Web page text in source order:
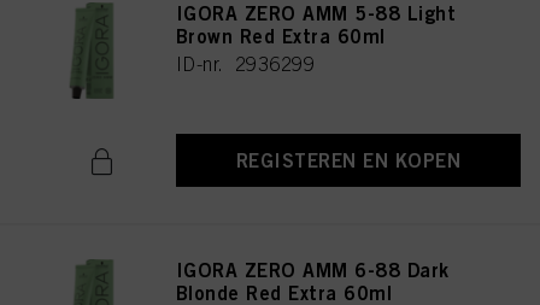
IGORA ZERO AMM 5-88 Light
Brown Red Extra 60ml
ID-nr. 2936299
REGISTEREN EN KOPEN
IGORA ZERO AMM 6-88 Dark
Blonde Red Extra 60ml